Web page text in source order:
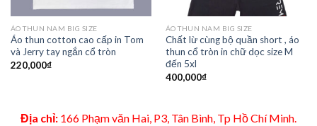
ÁO THUN NAM BIG SIZE
Áo thun cotton cao cấp in Tom
và Jerry tay ngắn cổ tròn
220,000₫
ÁO THUN NAM BIG SIZE
Chất lừ cùng bộ quần short , áo
thun cổ tròn in chữ dọc size M
đến 5xl
400,000₫
Địa chỉ: 166 Phạm văn Hai, P3, Tân Bình, Tp Hồ Chí Minh.